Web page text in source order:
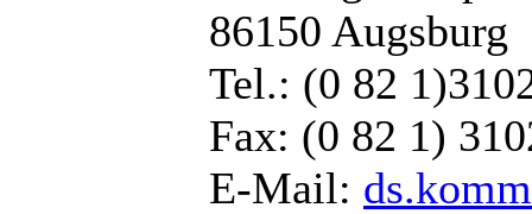
86150 Augsburg
Tel.: (0 82
Fax: (0 82 1)
E-Mail: